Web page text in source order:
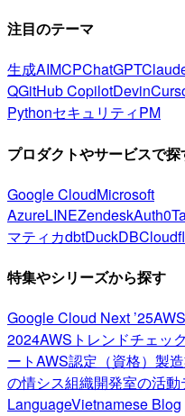
注目のテーマ
生成AIMCPChatGPT
QGitHub CopilotDevin
PythonセキュリティPM
プロダクトやサービスで探
Google CloudMicrosoft
AzureLINEZendeskAuth0
マティカdbtDuckDB
特集やシリーズから探す
Google Cloud Next ’25
2024AWSトレンドチェック
ートAWS認定（資格） 製
の情シス組織開発室の活動
LanguageVietnamese Blog